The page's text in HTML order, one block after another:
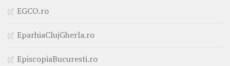
EGCO.ro
EparhiaClujGherla.ro
EpiscopiaBucuresti.ro